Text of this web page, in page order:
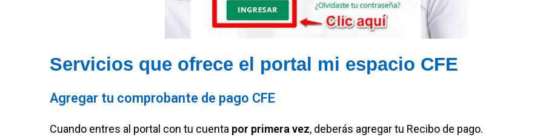
Servicios que ofrece el portal mi espacio CFE
Agregar tu comprobante de pago CFE
Cuando entres al portal con tu cuenta por primera vez, deberás agregar tu Recibo de pago.